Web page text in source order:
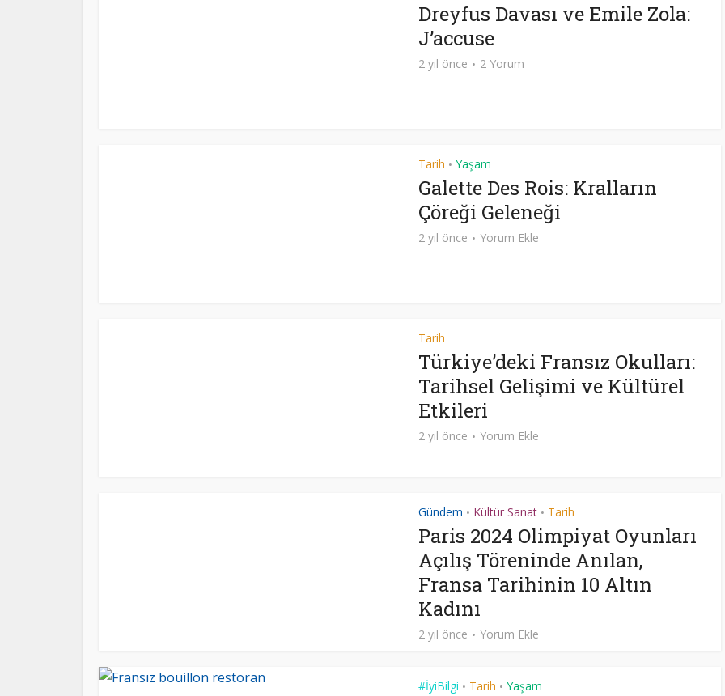
Dreyfus Davası ve Emile Zola:
J’accuse
2 yıl önce 2 Yorum
Tarih • Yaşam
Galette Des Rois: Kralların
Çöreği Geleneği
2 yıl önce Yorum Ekle
Tarih
Türkiye’deki Fransız Okulları:
Tarihsel Gelişimi ve Kültürel
Etkileri
2 yıl önce Yorum Ekle
Gündem • Kültür Sanat • Tarih
Paris 2024 Olimpiyat Oyunları
Açılış Töreninde Anılan,
Fransa Tarihinin 10 Altın
Kadını
2 yıl önce Yorum Ekle
#İyiBilgi • Tarih • Yaşam